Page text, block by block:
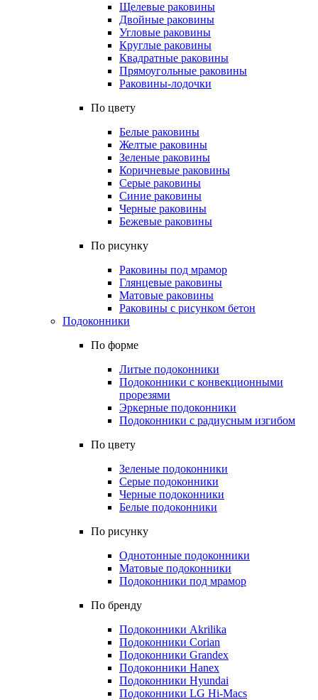
Щелевые раковины
Двойные раковины
Угловые раковины
Круглые раковины
Квадратные раковины
Прямоугольные раковины
Раковины-лодочки
По цвету
Белые раковины
Желтые раковины
Зеленые раковины
Коричневые раковины
Серые раковины
Синие раковины
Черные раковины
Бежевые раковины
По рисунку
Раковины под мрамор
Глянцевые раковины
Матовые раковины
Раковины с рисунком бетон
Подоконники
По форме
Литые подоконники
Подоконники с конвекционными
прорезями
Эркерные подоконники
Подоконники с радиусным изгибом
По цвету
Зеленые подоконники
Серые подоконники
Черные подоконники
Белые подоконники
По рисунку
Однотонные подоконники
Матовые подоконники
Подоконники под мрамор
По бренду
Подоконники Akrilika
Подоконники Corian
Подоконники Grandex
Подоконники Hanex
Подоконники Hyundai
Подоконники LG Hi-Macs